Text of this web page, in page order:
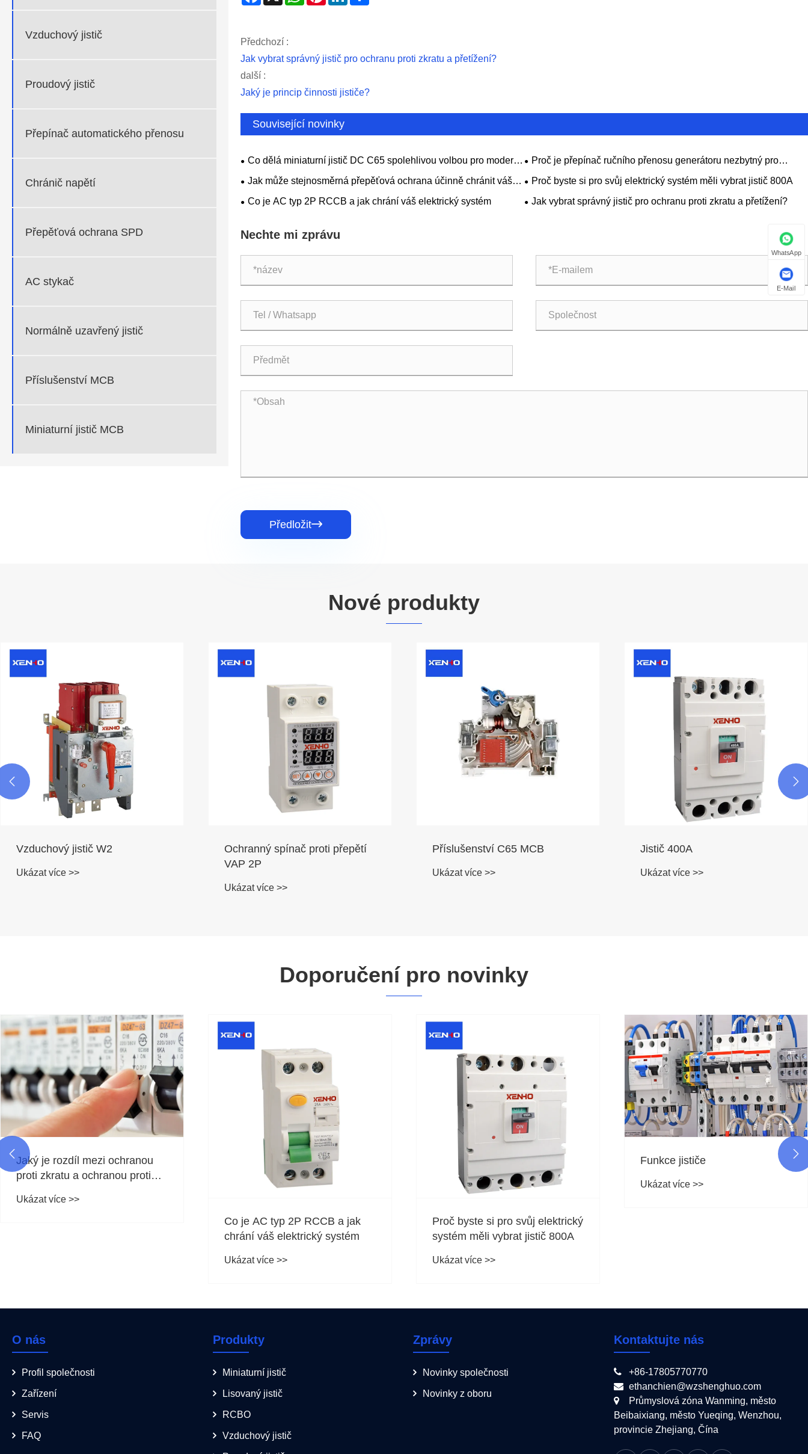
Vzduchový jistič
Proudový jistič
Přepínač automatického přenosu
Chránič napětí
Přepěťová ochrana SPD
AC stykač
Normálně uzavřený jistič
Příslušenství MCB
Miniaturní jistič MCB
Předchozí :
Jak vybrat správný jistič pro ochranu proti zkratu a přetížení?
další :
Jaký je princip činnosti jističe?
Související novinky
Co dělá miniaturní jistič DC C65 spolehlivou volbou pro moderní
elektrickou ochranu?
Proč je přepínač ručního přenosu generátoru nezbytný pro
bezpečné a spolehlivé záložní napájení
Jak může stejnosměrná přepěťová ochrana účinně chránit váš
solární systém
Proč byste si pro svůj elektrický systém měli vybrat jistič 800A
Co je AC typ 2P RCCB a jak chrání váš elektrický systém
Jak vybrat správný jistič pro ochranu proti zkratu a přetížení?
Nechte mi zprávu
Předložit
Nové produkty
Vzduchový jistič W2
Ukázat více >>
Ochranný spínač proti přepětí
VAP 2P
Ukázat více >>
Příslušenství C65 MCB
Ukázat více >>
Jistič 400A
Ukázat více >>
 
Doporučení pro novinky
Jaký je rozdíl mezi ochranou
proti zkratu a ochranou proti
Ukázat více >>
Co je AC typ 2P RCCB a jak
chrání váš elektrický systém
Ukázat více >>
Proč byste si pro svůj elektrický
systém měli vybrat jistič 800A
Ukázat více >>
Funkce jističe
Ukázat více >>
 
O nás
Profil společnosti
Zařízení
Servis
FAQ
Produkty
Miniaturní jistič
Lisovaný jistič
RCBO
Vzduchový jistič
Zprávy
Novinky společnosti
Novinky z oboru
Kontaktujte nás
+86-17805770770
ethanchien@wzshenghuo.com
Průmyslová zóna Wanming, město
Beibaixiang, město Yueqing, Wenzhou,
provincie Zhejiang, Čína
WhatsApp
E-Mail